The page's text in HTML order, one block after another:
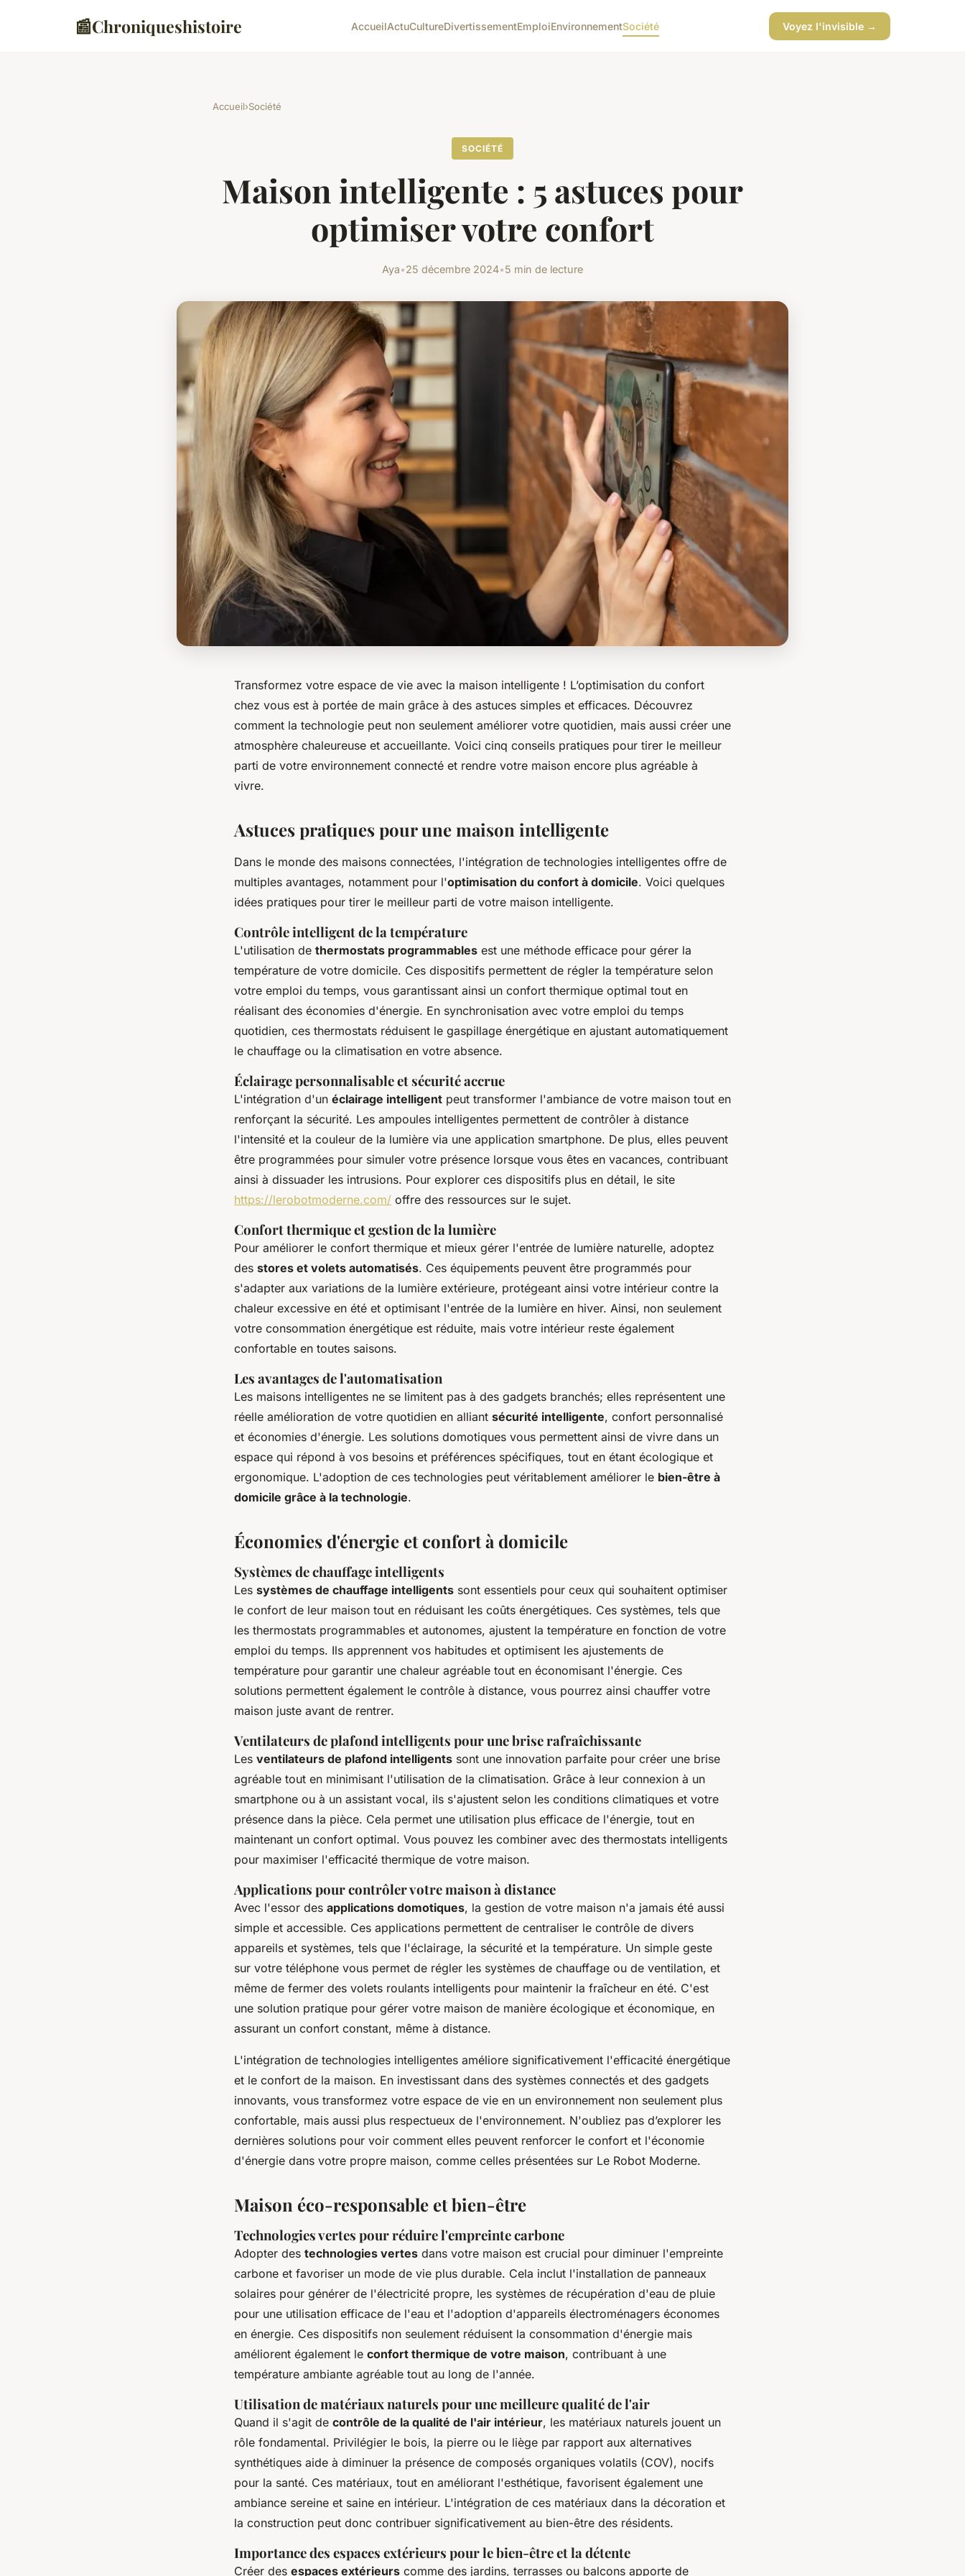
📰Chroniqueshistoire AccueilActuCultureDivertissementEmploiEnvironnementSociété Voyez l'invisible →
Accueil›Société
SOCIÉTÉ
Maison intelligente : 5 astuces pour
optimiser votre confort
Aya•25 décembre 2024•5 min de lecture
Transformez votre espace de vie avec la maison intelligente ! L’optimisation du confort
chez vous est à portée de main grâce à des astuces simples et efficaces. Découvrez
comment la technologie peut non seulement améliorer votre quotidien, mais aussi créer une
atmosphère chaleureuse et accueillante. Voici cinq conseils pratiques pour tirer le meilleur
parti de votre environnement connecté et rendre votre maison encore plus agréable à
vivre.
Astuces pratiques pour une maison intelligente
Dans le monde des maisons connectées, l'intégration de technologies intelligentes offre de
multiples avantages, notamment pour l'optimisation du confort à domicile. Voici quelques
idées pratiques pour tirer le meilleur parti de votre maison intelligente.
Contrôle intelligent de la température
L'utilisation de thermostats programmables est une méthode efficace pour gérer la
température de votre domicile. Ces dispositifs permettent de régler la température selon
votre emploi du temps, vous garantissant ainsi un confort thermique optimal tout en
réalisant des économies d'énergie. En synchronisation avec votre emploi du temps
quotidien, ces thermostats réduisent le gaspillage énergétique en ajustant automatiquement
le chauffage ou la climatisation en votre absence.
Éclairage personnalisable et sécurité accrue
L'intégration d'un éclairage intelligent peut transformer l'ambiance de votre maison tout en
renforçant la sécurité. Les ampoules intelligentes permettent de contrôler à distance
l'intensité et la couleur de la lumière via une application smartphone. De plus, elles peuvent
être programmées pour simuler votre présence lorsque vous êtes en vacances, contribuant
ainsi à dissuader les intrusions. Pour explorer ces dispositifs plus en détail, le site
https://lerobotmoderne.com/ offre des ressources sur le sujet.
Confort thermique et gestion de la lumière
Pour améliorer le confort thermique et mieux gérer l'entrée de lumière naturelle, adoptez
des stores et volets automatisés. Ces équipements peuvent être programmés pour
s'adapter aux variations de la lumière extérieure, protégeant ainsi votre intérieur contre la
chaleur excessive en été et optimisant l'entrée de la lumière en hiver. Ainsi, non seulement
votre consommation énergétique est réduite, mais votre intérieur reste également
confortable en toutes saisons.
Les avantages de l'automatisation
Les maisons intelligentes ne se limitent pas à des gadgets branchés; elles représentent une
réelle amélioration de votre quotidien en alliant sécurité intelligente, confort personnalisé
et économies d'énergie. Les solutions domotiques vous permettent ainsi de vivre dans un
espace qui répond à vos besoins et préférences spécifiques, tout en étant écologique et
ergonomique. L'adoption de ces technologies peut véritablement améliorer le bien-être à
domicile grâce à la technologie.
Économies d'énergie et confort à domicile
Systèmes de chauffage intelligents
Les systèmes de chauffage intelligents sont essentiels pour ceux qui souhaitent optimiser
le confort de leur maison tout en réduisant les coûts énergétiques. Ces systèmes, tels que
les thermostats programmables et autonomes, ajustent la température en fonction de votre
emploi du temps. Ils apprennent vos habitudes et optimisent les ajustements de
température pour garantir une chaleur agréable tout en économisant l'énergie. Ces
solutions permettent également le contrôle à distance, vous pourrez ainsi chauffer votre
maison juste avant de rentrer.
Ventilateurs de plafond intelligents pour une brise rafraîchissante
Les ventilateurs de plafond intelligents sont une innovation parfaite pour créer une brise
agréable tout en minimisant l'utilisation de la climatisation. Grâce à leur connexion à un
smartphone ou à un assistant vocal, ils s'ajustent selon les conditions climatiques et votre
présence dans la pièce. Cela permet une utilisation plus efficace de l'énergie, tout en
maintenant un confort optimal. Vous pouvez les combiner avec des thermostats intelligents
pour maximiser l'efficacité thermique de votre maison.
Applications pour contrôler votre maison à distance
Avec l'essor des applications domotiques, la gestion de votre maison n'a jamais été aussi
simple et accessible. Ces applications permettent de centraliser le contrôle de divers
appareils et systèmes, tels que l'éclairage, la sécurité et la température. Un simple geste
sur votre téléphone vous permet de régler les systèmes de chauffage ou de ventilation, et
même de fermer des volets roulants intelligents pour maintenir la fraîcheur en été. C'est
une solution pratique pour gérer votre maison de manière écologique et économique, en
assurant un confort constant, même à distance.
L'intégration de technologies intelligentes améliore significativement l'efficacité énergétique
et le confort de la maison. En investissant dans des systèmes connectés et des gadgets
innovants, vous transformez votre espace de vie en un environnement non seulement plus
confortable, mais aussi plus respectueux de l'environnement. N'oubliez pas d’explorer les
dernières solutions pour voir comment elles peuvent renforcer le confort et l'économie
d'énergie dans votre propre maison, comme celles présentées sur Le Robot Moderne.
Maison éco-responsable et bien-être
Technologies vertes pour réduire l'empreinte carbone
Adopter des technologies vertes dans votre maison est crucial pour diminuer l'empreinte
carbone et favoriser un mode de vie plus durable. Cela inclut l'installation de panneaux
solaires pour générer de l'électricité propre, les systèmes de récupération d'eau de pluie
pour une utilisation efficace de l'eau et l'adoption d'appareils électroménagers économes
en énergie. Ces dispositifs non seulement réduisent la consommation d'énergie mais
améliorent également le confort thermique de votre maison, contribuant à une
température ambiante agréable tout au long de l'année.
Utilisation de matériaux naturels pour une meilleure qualité de l'air
Quand il s'agit de contrôle de la qualité de l'air intérieur, les matériaux naturels jouent un
rôle fondamental. Privilégier le bois, la pierre ou le liège par rapport aux alternatives
synthétiques aide à diminuer la présence de composés organiques volatils (COV), nocifs
pour la santé. Ces matériaux, tout en améliorant l'esthétique, favorisent également une
ambiance sereine et saine en intérieur. L'intégration de ces matériaux dans la décoration et
la construction peut donc contribuer significativement au bien-être des résidents.
Importance des espaces extérieurs pour le bien-être et la détente
Créer des espaces extérieurs comme des jardins, terrasses ou balcons apporte de